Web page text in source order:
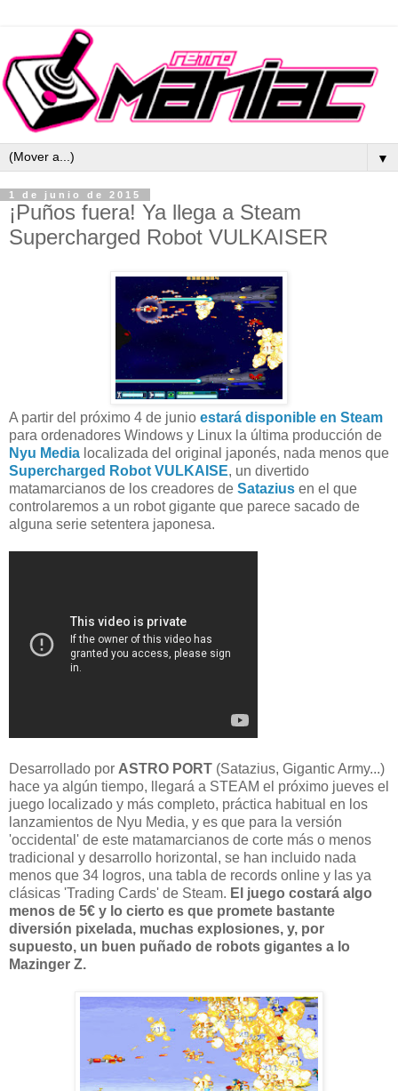
▼
1 de junio de 2015
¡Puños fuera! Ya llega a Steam
Supercharged Robot VULKAISER
A partir del próximo 4 de junio estará disponible en Steam
para ordenadores Windows y Linux la última producción de
Nyu Media localizada del original japonés, nada menos que
Supercharged Robot VULKAISE, un divertido
matamarcianos de los creadores de Satazius en el que
controlaremos a un robot gigante que parece sacado de
alguna serie setentera japonesa.
Desarrollado por ASTRO PORT (Satazius, Gigantic Army...)
hace ya algún tiempo, llegará a STEAM el próximo jueves el
juego localizado y más completo, práctica habitual en los
lanzamientos de Nyu Media, y es que para la versión
'occidental' de este matamarcianos de corte más o menos
tradicional y desarrollo horizontal, se han incluido nada
menos que 34 logros, una tabla de records online y las ya
clásicas 'Trading Cards' de Steam. El juego costará algo
menos de 5€ y lo cierto es que promete bastante
diversión pixelada, muchas explosiones, y, por
supuesto, un buen puñado de robots gigantes a lo
Mazinger Z.